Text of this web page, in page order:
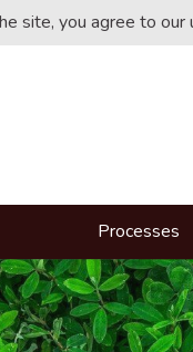
site, you agree to our
Processes